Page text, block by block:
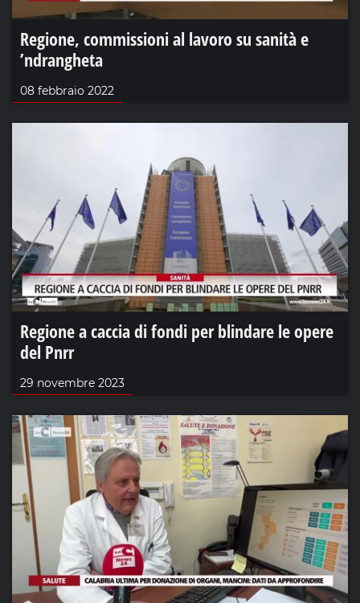
Regione, commissioni al lavoro su sanità e
’ndrangheta
08 febbraio 2022
Regione a caccia di fondi per blindare le opere
del Pnrr
29 novembre 2023